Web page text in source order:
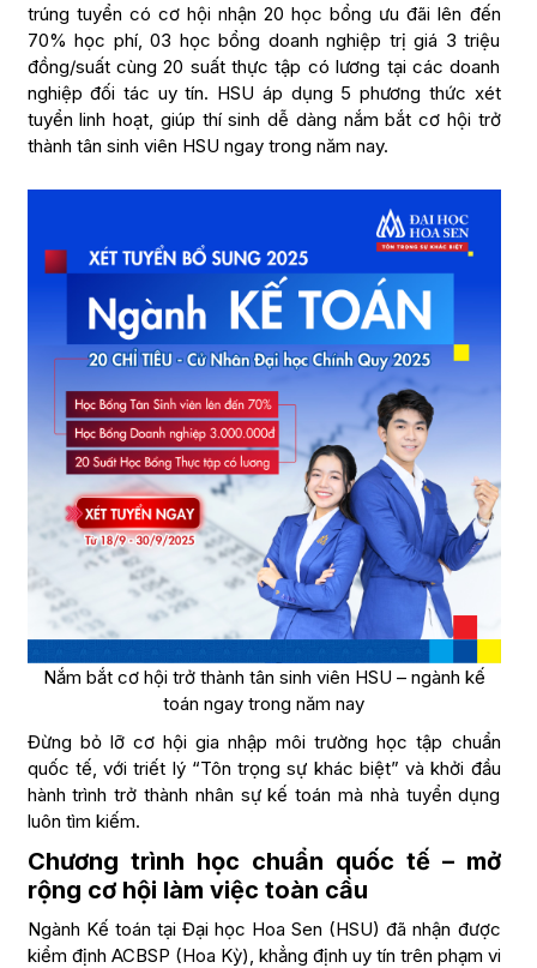
trúng tuyển có cơ hội nhận 20 học bổng ưu đãi lên đến
70% học phí, 03 học bổng doanh nghiệp trị giá 3 triệu
đồng/suất cùng 20 suất thực tập có lương tại các doanh
nghiệp đối tác uy tín. HSU áp dụng 5 phương thức xét
tuyển linh hoạt, giúp thí sinh dễ dàng nắm bắt cơ hội trở
thành tân sinh viên HSU ngay trong năm nay.
Nắm bắt cơ hội trở thành tân sinh viên HSU – ngành kế
toán ngay trong năm nay
Đừng bỏ lỡ cơ hội gia nhập môi trường học tập chuẩn
quốc tế, với triết lý “Tôn trọng sự khác biệt” và khởi đầu
hành trình trở thành nhân sự kế toán mà nhà tuyển dụng
luôn tìm kiếm.
Chương trình học chuẩn quốc tế – mở
rộng cơ hội làm việc toàn cầu
Ngành Kế toán tại Đại học Hoa Sen (HSU) đã nhận được
kiểm định ACBSP (Hoa Kỳ), khẳng định uy tín trên phạm vi